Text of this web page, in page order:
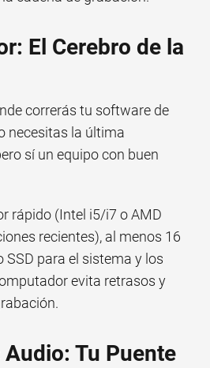
El Cerebro de la
correrás tu software de
necesitas la última
sí un equipo con buen
rápido (Intel i5/i7 o AMD
recientes), al menos 16
SSD para el sistema y los
evita retrasos y
Tu Puente